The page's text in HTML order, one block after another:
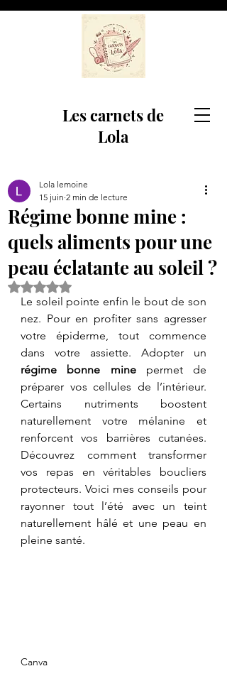
Les carnets de
Lola
Régime bonne mine :
quels aliments pour une
peau éclatante au soleil ?
Lola lemoine
15 juin 2 min de lecture
Noté NaN étoiles sur 5.
​Le soleil pointe enfin le bout de son
nez. Pour en profiter sans agresser
votre épiderme, tout commence
régime bonne mine permet de
préparer vos cellules de l’intérieur.
Certains nutriments boostent
naturellement votre mélanine et
renforcent vos barrières cutanées.
Découvrez comment transformer
vos repas en véritables boucliers
protecteurs. Voici mes conseils pour
rayonner tout l’été avec un teint
naturellement hâlé et une peau en
pleine santé.
Canva